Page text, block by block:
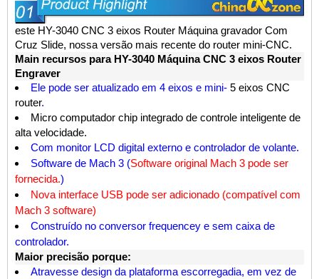
este HY-3040 CNC 3 eixos Router Máquina gravador Com
Cruz Slide, nossa versão mais recente do router mini-CNC.
Main recursos para HY-3040 Máquina CNC 3 eixos Router
Engraver
Ele pode ser atualizado em 4 eixos e mini- 5 eixos CNC
router.
Micro computador chip integrado de controle inteligente de
alta velocidade.
Com monitor LCD digital externo e controlador de volante.
Software de Mach 3 (Software original Mach 3 pode ser
fornecida.)
Nova interface USB pode ser adicionado (compatível com
Mach 3 software)
Construído no conversor frequencey e sem caixa de
controlador.
Maior precisão porque:
Atravesse design da plataforma escorregadia, em vez de